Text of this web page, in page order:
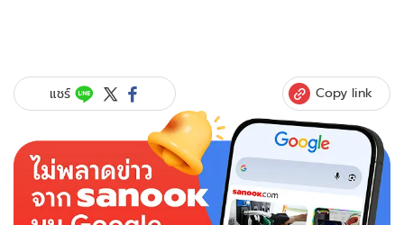
แชร์ Copy link